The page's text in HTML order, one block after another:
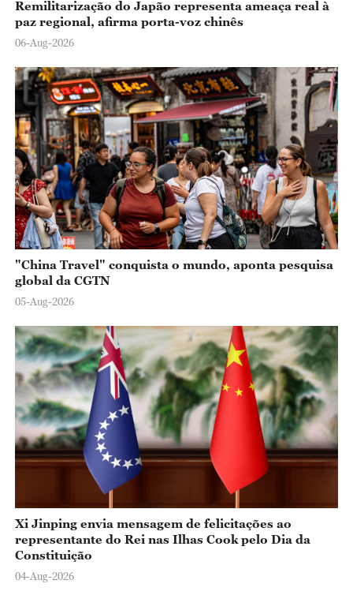
Remilitarização do Japão representa ameaça real à
paz regional, afirma porta-voz chinês
06-Aug-2026
"China Travel" conquista o mundo, aponta pesquisa
global da CGTN
05-Aug-2026
Xi Jinping envia mensagem de felicitações ao
representante do Rei nas Ilhas Cook pelo Dia da
Constituição
04-Aug-2026